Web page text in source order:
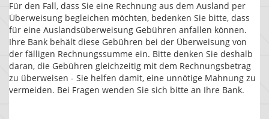
Für den Fall, dass Sie eine Rechnung aus dem Ausland per
Überweisung begleichen möchten, bedenken Sie bitte, dass
für eine Auslandsüberweisung Gebühren anfallen können.
Ihre Bank behält diese Gebühren bei der Überweisung von
der fälligen Rechnungssumme ein. Bitte denken Sie deshalb
daran, die Gebühren gleichzeitig mit dem Rechnungsbetrag
zu überweisen - Sie helfen damit, eine unnötige Mahnung zu
vermeiden. Bei Fragen wenden Sie sich bitte an Ihre Bank.